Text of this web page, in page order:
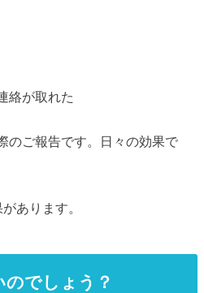
絡が取れた
のご報告です。日々の効果で
あります。
でしょう？